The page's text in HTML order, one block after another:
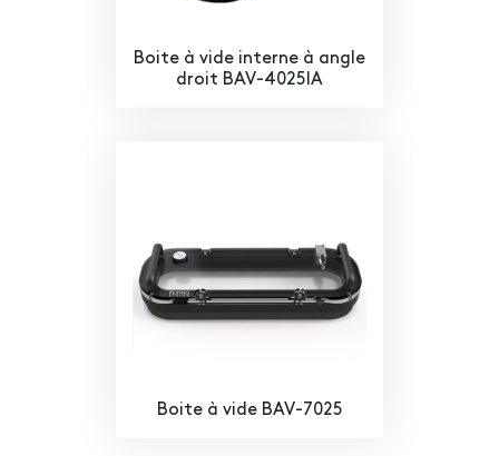
Boite à vide interne à angle
droit BAV-4025IA
Boite à vide BAV-7025